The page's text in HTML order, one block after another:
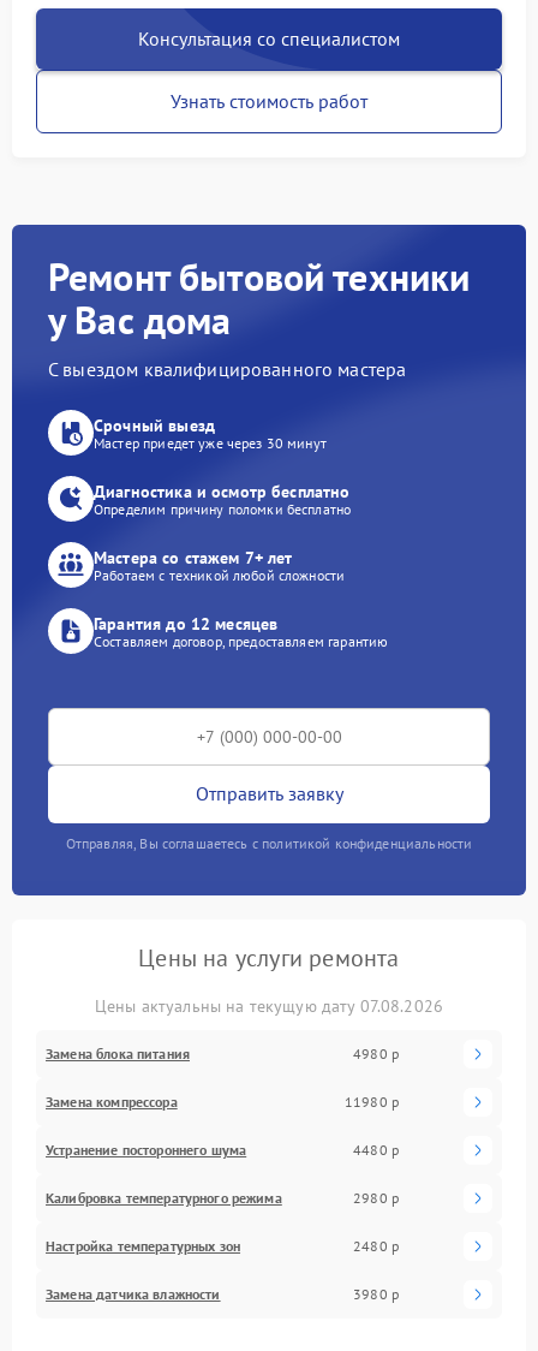
Консультация со специалистом
Узнать стоимость работ
Ремонт бытовой техники
у Вас дома
С выездом квалифицированного мастера
Срочный выезд
Мастер приедет уже через 30 минут
Диагностика и осмотр бесплатно
Определим причину поломки бесплатно
Мастера со стажем 7+ лет
Работаем с техникой любой сложности
Гарантия до 12 месяцев
Составляем договор, предоставляем гарантию
Отправить заявку
Отправляя, Вы соглашаетесь с политикой конфиденциальности
Цены на услуги ремонта
Цены актуальны на текущую дату 07.08.2026
Замена блока питания 4980 р
Замена компрессора 11980 р
Устранение постороннего шума 4480 р
Калибровка температурного режима 2980 р
Настройка температурных зон 2480 р
Замена датчика влажности 3980 р